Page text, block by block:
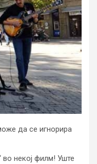
да се игнорира
во некој филм! Уште